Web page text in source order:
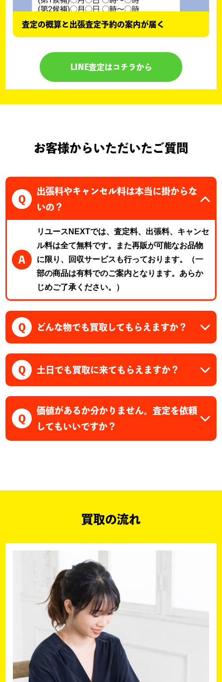
査定の概算と出張査定予約の案内が届く
LINE査定はコチラから
お客様からいただいたご質問
Q
出張料やキャンセル料は本当に掛からな
いの？
A
リユースNEXTでは、査定料、出張料、キャンセ
ル料は全て無料です。また再販が可能なお品物
に限り、回収サービスも行っております。（一
部の商品は有料でのご案内となります。あらか
じめご了承ください。）
Q どんな物でも買取してもらえますか？
Q 土日でも買取に来てもらえますか？
Q
価値があるか分かりません。査定を依頼
してもいいですか？
買取の流れ